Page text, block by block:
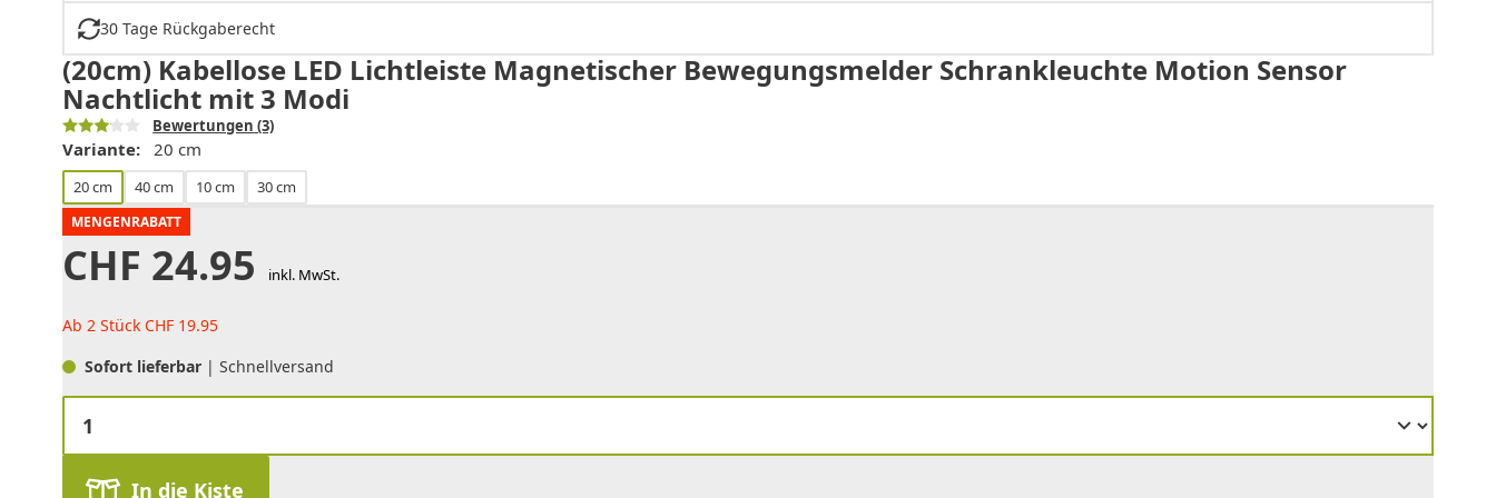
30 Tage Rückgaberecht
(20cm) Kabellose LED Lichtleiste Magnetischer Bewegungsmelder Schrankleuchte Motion Sensor
Nachtlicht mit 3 Modi
Bewertungen (3)
Variante: 20 cm
20 cm 40 cm 10 cm 30 cm
MENGENRABATT
CHF 24.95 inkl. MwSt.
Ab 2 Stück CHF 19.95
Sofort lieferbar | Schnellversand
In die Kiste